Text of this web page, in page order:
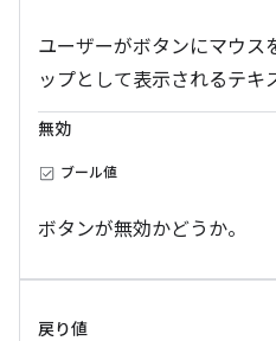
ユーザーがボタンにマウス
ップとして表示されるテキ
無効
ブール値
ボタンが無効かどうか。
戻り値